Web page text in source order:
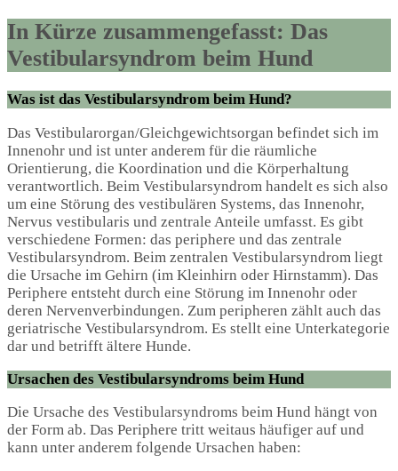
In Kürze zusammengefasst: Das
Vestibularsyndrom beim Hund
Was ist das Vestibularsyndrom beim Hund?
Das Vestibularorgan/Gleichgewichtsorgan befindet sich im
Innenohr und ist unter anderem für die räumliche
Orientierung, die Koordination und die Körperhaltung
verantwortlich. Beim Vestibularsyndrom handelt es sich also
um eine Störung des vestibulären Systems, das Innenohr,
Nervus vestibularis und zentrale Anteile umfasst. Es gibt
verschiedene Formen: das periphere und das zentrale
Vestibularsyndrom. Beim zentralen Vestibularsyndrom liegt
die Ursache im Gehirn (im Kleinhirn oder Hirnstamm). Das
Periphere entsteht durch eine Störung im Innenohr oder
deren Nervenverbindungen. Zum peripheren zählt auch das
geriatrische Vestibularsyndrom. Es stellt eine Unterkategorie
dar und betrifft ältere Hunde.
Ursachen des Vestibularsyndroms beim Hund
Die Ursache des Vestibularsyndroms beim Hund hängt von
der Form ab. Das Periphere tritt weitaus häufiger auf und
kann unter anderem folgende Ursachen haben: